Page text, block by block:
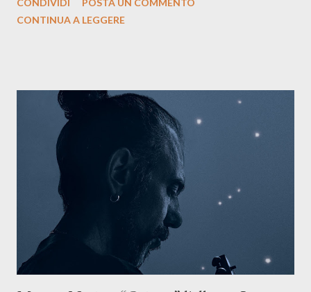
testo ibrido tra italiano e siciliano, e un’urgenza espressiva che
La canzone racconta la difficoltà di creare, e perfino di esistere,
sotto il peso della realtà. Ma lo fa cercando una via d’uscita, una
forma di assoluzione, nel vivere e nel suonare, nel trovare respiro
anche quando l’aria sembra farsi più densa. Il brano è anche una
dichiarazione d’intenti: Cico Messina apre il suo nuovo percorso
artistico con una composizi...
CONTINUA A LEGGERE